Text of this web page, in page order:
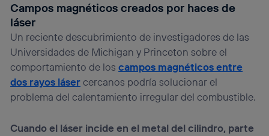
Campos magnéticos creados por haces de
láser
Un reciente descubrimiento de investigadores de las
Universidades de Michigan y Princeton sobre el
comportamiento de loscampos magnéticos entre
dos rayos lásercercanos podría solucionar el
problema del calentamiento irregular del combustible.
Cuando el láser incide en el metal del cilindro, parte